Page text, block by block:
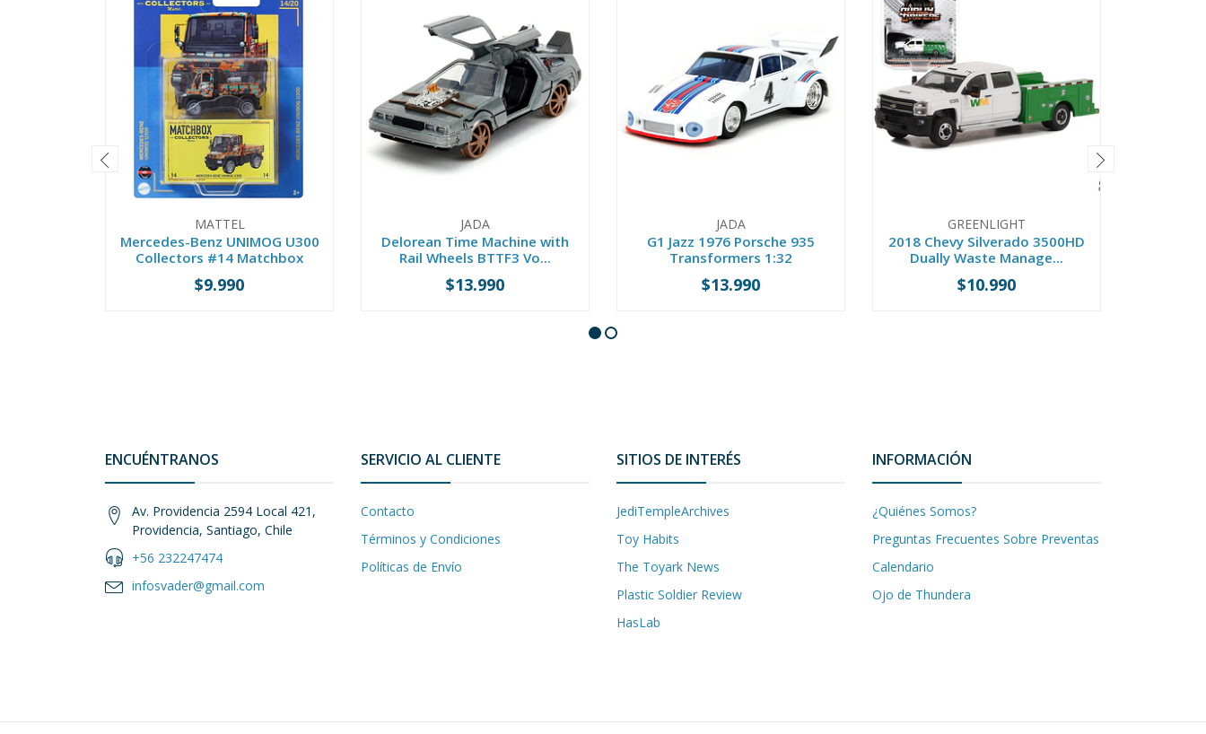
MATTEL
Mercedes-Benz UNIMOG U300
Collectors #14 Matchbox
+
$9.990
JADA
Delorean Time Machine with
Rail Wheels BTTF3 Vo...
+
$13.990
JADA
G1 Jazz 1976 Porsche 935
Transformers 1:32
+
$13.990
GREENLIGHT
2018 Chevy Silverado 3500HD
Dually Waste Manage...
+
$10.990
ENCUÉNTRANOS
Av. Providencia 2594 Local 421,
Providencia, Santiago, Chile
+56 232247474
infosvader@gmail.com
SERVICIO AL CLIENTE
Contacto
Términos y Condiciones
Políticas de Envío
SITIOS DE INTERÉS
JediTempleArchives
Toy Habits
The Toyark News
Plastic Soldier Review
HasLab
INFORMACIÓN
¿Quiénes Somos?
Preguntas Frecuentes Sobre Preventas
Calendario
Ojo de Thundera